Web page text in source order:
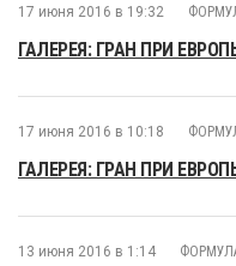
17 июня 2016 в 19:32
ГАЛЕРЕЯ: ГРАН ПРИ
17 июня 2016 в 10:18
ГАЛЕРЕЯ: ГРАН ПРИ
13 июня 2016 в 1:14